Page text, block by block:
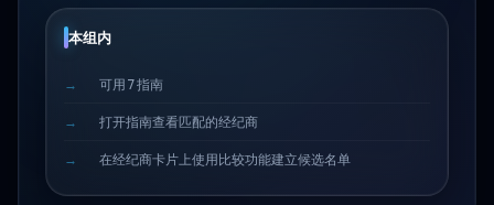
本组内
可用 7 指南
打开指南查看匹配的经纪商
在经纪商卡片上使用比较功能建立候选名单